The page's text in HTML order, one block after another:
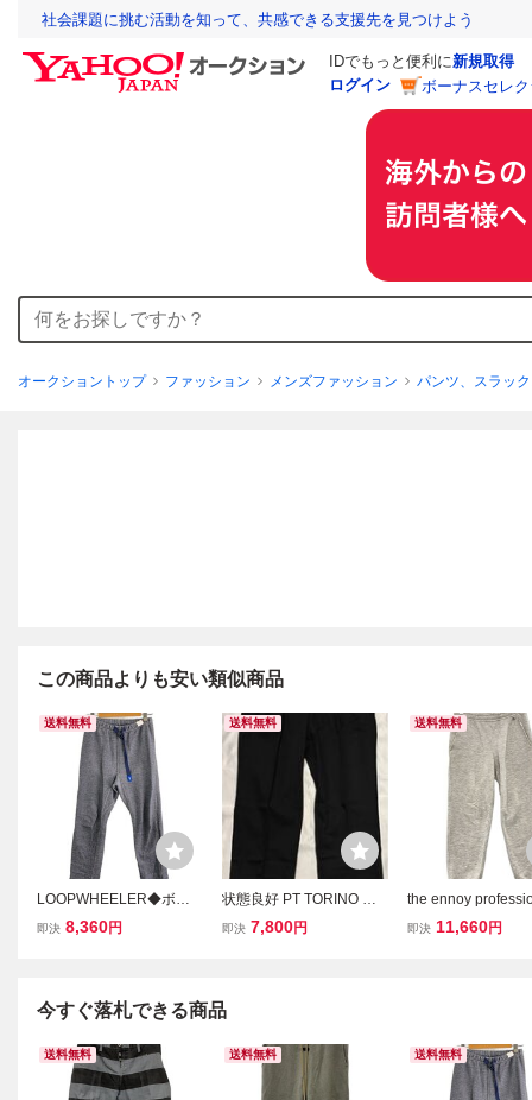
社会課題に挑む活動を知って、共感できる支援先を見つけよう
IDでもっと便利に新規取得
ログイン
ボーナスセレ
オークショントップ ファッション メンズファッション パンツ、スラッ
この商品よりも安い類似商品
送料無料
LOOPWHEELER◆ボト
ム/M/コットン/GRY//
即決 8,360円
送料無料
状態良好 PT TORINO ピ
ーティートリノ サイズ 50
送料無料
即決 7,800円
送料無料
the ennoy
スラックスパンツ/
即決 11,660円
今すぐ落札できる商品
送料無料 送料無料 送料無料